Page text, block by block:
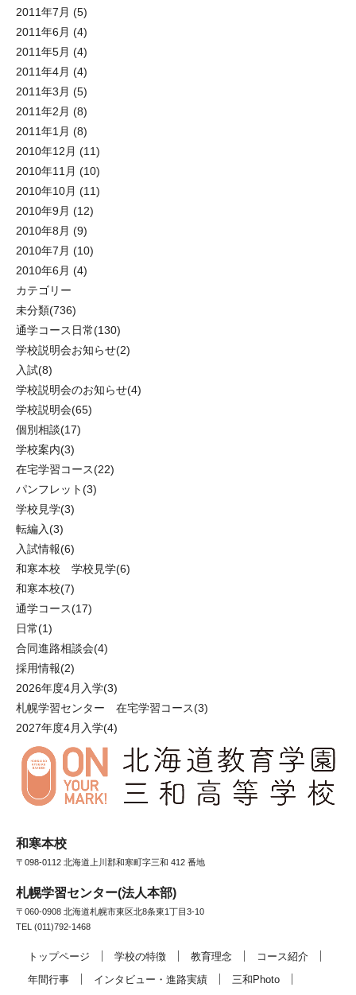
2011年7月 (5)
2011年6月 (4)
2011年5月 (4)
2011年4月 (4)
2011年3月 (5)
2011年2月 (8)
2011年1月 (8)
2010年12月 (11)
2010年11月 (10)
2010年10月 (11)
2010年9月 (12)
2010年8月 (9)
2010年7月 (10)
2010年6月 (4)
カテゴリー
未分類(736)
通学コース日常(130)
学校説明会お知らせ(2)
入試(8)
学校説明会のお知らせ(4)
学校説明会(65)
個別相談(17)
学校案内(3)
在宅学習コース(22)
パンフレット(3)
学校見学(3)
転編入(3)
入試情報(6)
和寒本校 学校見学(6)
和寒本校(7)
通学コース(17)
日常(1)
合同進路相談会(4)
採用情報(2)
2026年度4月入学(3)
札幌学習センター 在宅学習コース(3)
2027年度4月入学(4)
和寒本校
〒098-0112 北海道上川郡和寒町字三和 412 番地
札幌学習センター(法人本部)
〒060-0908 北海道札幌市東区北8条東1丁目3-10
TEL (011)792-1468
トップページ 学校の特徴 教育理念
コース紹介
年間行事
インタビュー・進路実績 三和Photo